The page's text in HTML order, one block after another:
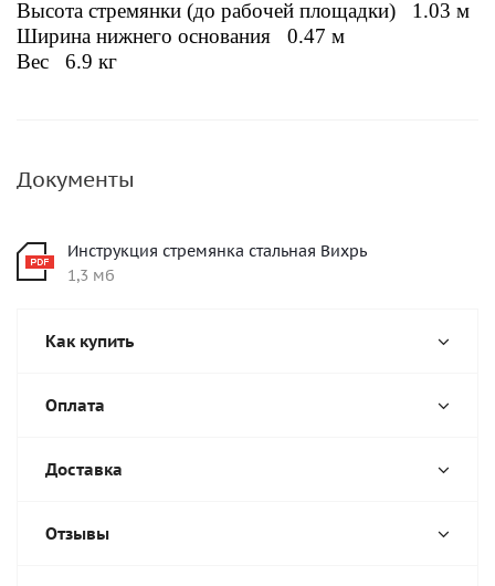
Высота стремянки (до рабочей площадки) 1.03 м
Ширина нижнего основания 0.47 м
Вес 6.9 кг
Документы
Инструкция стремянка стальная Вихрь
1,3 мб
Как купить
Оплата
Доставка
Отзывы